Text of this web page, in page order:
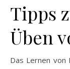
Tipps
Üben
Das Lernen von